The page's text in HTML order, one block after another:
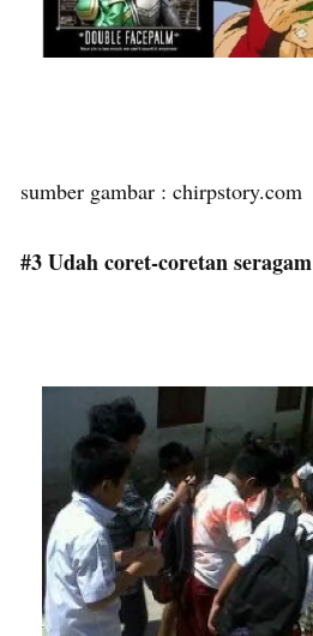
sumber gambar : chirpstory.com
#3 Udah coret-coretan seragam